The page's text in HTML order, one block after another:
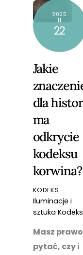
2025
11
22
Jakie
dla
ma
odkrycie
kodeksu
korwina?
KODEKS
Iluminacje i
sztuka
Masz prawo
pytać, czy i